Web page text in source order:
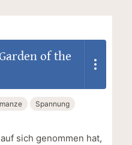
of the
Spannung
sich genommen hat,